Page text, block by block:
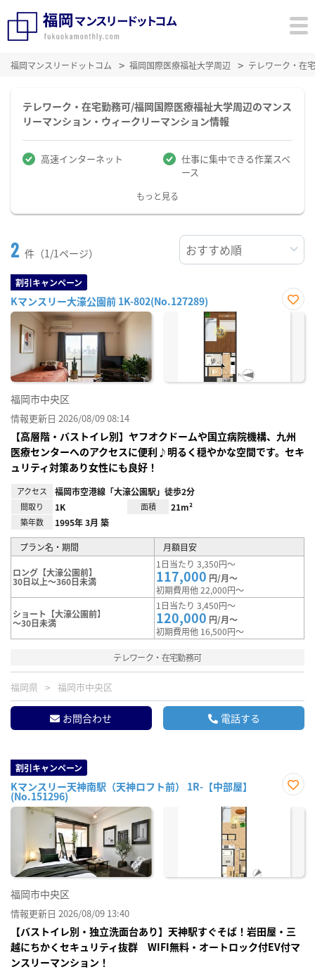
福岡マンスリードットコム 福岡国際医療福祉大学周辺 テレワーク・在
テレワーク・在宅勤務可/福岡国際医療福祉大学周辺のマンス
リーマンション・ウィークリーマンション情報
高速インターネット
仕事に集中できる作業スペ
ース
もっと見る
2 件（1/1ページ）
割引キャンペーン
Kマンスリー大濠公園前 1K-802(No.127289)
お気
福岡市中央区
情報更新日 2026/08/09 08:14
【高層階・バストイレ別】ヤフオクドームや国立病院機構、九州
医療センターへのアクセスに便利♪明るく穏やかな空間です。セキ
ュリティ対策あり女性にも良好！
アクセス 福岡市空港線「大濠公園駅」徒歩2分
間取り 1K 面積 21m²
築年数 1995年 3月 築
プラン名・期間 月額目安
ロング【大濠公園前】
30日以上～360日未満
1日当たり 3,350円～
117,000 円/月～
初期費用他 22,000円～
ショート【大濠公園前】
～30日未満
1日当たり 3,450円～
120,000 円/月～
初期費用他 16,500円～
テレワーク・在宅勤務可
福岡県 福岡市中央区
お問合わせ 電話する
割引キャンペーン
Kマンスリー天神南駅（天神ロフト前） 1R-【中部屋】
(No.151296)
に入
福岡市中央区
情報更新日 2026/08/09 13:40
【バストイレ別・独立洗面台あり】天神駅すぐそば！岩田屋・三
越にちかくセキュリティ抜群 WIFI無料・オートロック付EV付マ
ンスリーマンション！